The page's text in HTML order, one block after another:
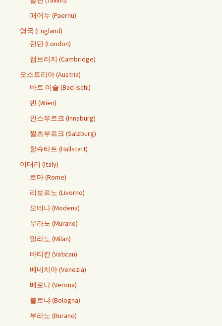
패어누 (Paernu)
영국 (England)
런던 (London)
캠브리지 (Cambridge)
오스트리아 (Austria)
바트 이슐 (Bad Ischl)
빈 (Wien)
인스부르크 (Innsburg)
짤츠부르크 (Salzburg)
할슈타트 (Hallstatt)
이태리 (Italy)
로마 (Rome)
리보르노 (Livorno)
모데나 (Modena)
무라노 (Murano)
밀라노 (Milan)
바티칸 (Vatican)
베네치아 (Venezia)
베로나 (Verona)
볼로냐 (Bologna)
부라노 (Burano)